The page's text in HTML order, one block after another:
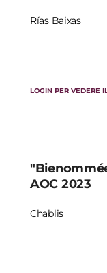
Rías Baixas
LOGIN PER VEDERE
AOC 2023
Chablis